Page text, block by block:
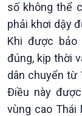
số không thể
phải khơi dậy
Khi được
đúng, kịp thời
dân chuyển từ
Điều này
vùng cao Thái